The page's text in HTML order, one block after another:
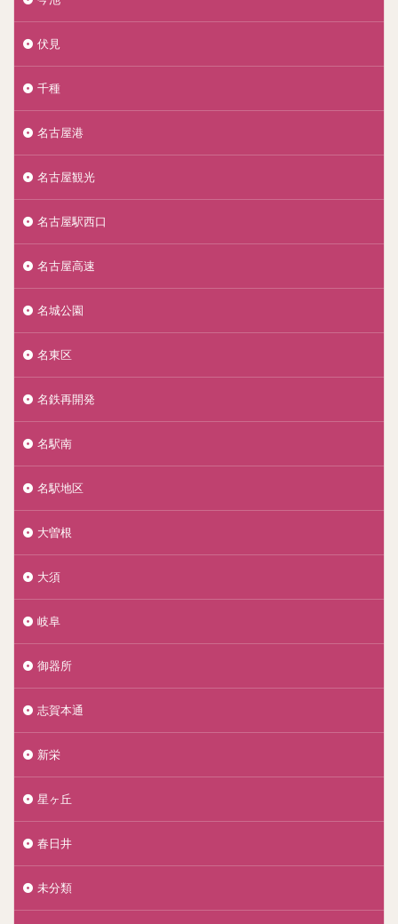
伏見
千種
名古屋港
名古屋観光
名古屋駅西口
名古屋高速
名城公園
名東区
名鉄再開発
名駅南
名駅地区
大曽根
大須
岐阜
御器所
志賀本通
新栄
星ヶ丘
春日井
未分類